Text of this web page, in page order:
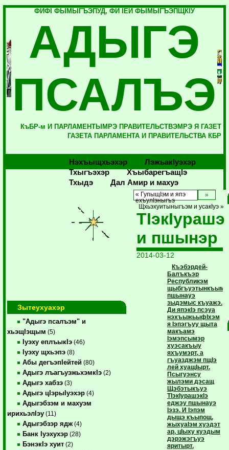
ФИФI ФЫМЫГЪЭПУД, ФИ IЕЙ ФЫМЫГЪЭПЩКIУ
АДЫГЭ
ПСАЛЪЭ
КъБР-м И ПАРЛАМЕНТЫМРЭ ПРАВИТЕЛЬСТВЭМРЭ Я ГАЗЕТ
ГАЗЕТА ПАРЛАМЕНТА И ПРАВИТЕЛЬСТВА КБР
Нэхъыщхьэхэр
Лэжьакlуэхэр
Тхыгъэхэр
Хъыбарегъащlэ
Тхыдэ
Дал Амир и махуэ
Зытеухуахэр
"Адыгэ псалъэм" и
хьэщIэщым (5)
Iуэху еплъыкIэ (46)
Iуэху щхьэпэ (8)
Абы дегъэпIейтей (80)
Адыгэ лъагъуэжьхэмкIэ (2)
Адыгэ хабзэ (3)
Адыгэ цIэрыIуэхэр (4)
Адыгэбзэм и махуэм
ирихьэлIэу (11)
Адыгэбзэр ядж (4)
Банк Iуэхухэр (28)
БэнэкIэ хуит (2)
« ГупыщIэм и япэ
ехъулIэныгъэ
Щхьэхуитыныгъэм и усакIуэ »
ТIэкIурашэ
и пшынэр
2014-03-12
Къэбэрдей-
Балъкъэр
Республикэм
щыбгъуэтынкъым
пшынауэ
зыдэмыс къуажэ.
Ди япэкIэ псэуа
нэхъыжьыфIхэм
я Iэпэгъуу щыта
макъамэ
Iэмэпсымэр
хуэсакъыу
яхъумэрт, а
гъуазджэм пщIэ
лей хуащIырт.
Псыгуэнсу
жылэми дэсащ
Щэбэтыкъуэ
ТIэкIурашэкIэ
еджэу пшынауэ
Iэзэ. И Iэпэм
дыщэ къыпощ,
жыхуаIэм хуэдэт
ар, цIыху куэдым
дэрэжэгъуэ
яритырт.